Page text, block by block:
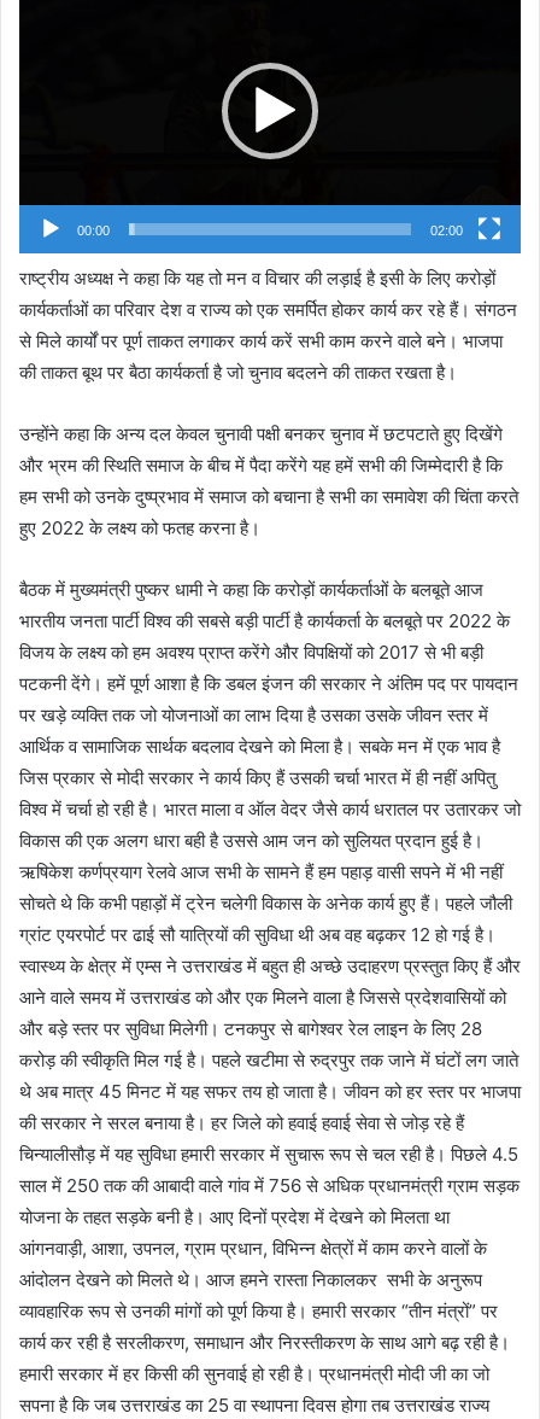
00:00 02:00
राष्ट्रीय अध्यक्ष ने कहा कि यह तो मन व विचार की लड़ाई है इसी के लिए करोड़ों
कार्यकर्ताओं का परिवार देश व राज्य को एक समर्पित होकर कार्य कर रहे हैं। संगठन
से मिले कार्यों पर पूर्ण ताकत लगाकर कार्य करें सभी काम करने वाले बने। भाजपा
की ताकत बूथ पर बैठा कार्यकर्ता है जो चुनाव बदलने की ताकत रखता है।
उन्होंने कहा कि अन्य दल केवल चुनावी पक्षी बनकर चुनाव में छटपटाते हुए दिखेंगे
और भ्रम की स्थिति समाज के बीच में पैदा करेंगे यह हमें सभी की जिम्मेदारी है कि
हम सभी को उनके दुष्प्रभाव में समाज को बचाना है सभी का समावेश की चिंता करते
हुए 2022 के लक्ष्य को फतह करना है।
बैठक में मुख्यमंत्री पुष्कर धामी ने कहा कि करोड़ों कार्यकर्ताओं के बलबूते आज
भारतीय जनता पार्टी विश्व की सबसे बड़ी पार्टी है कार्यकर्ता के बलबूते पर 2022 के
विजय के लक्ष्य को हम अवश्य प्राप्त करेंगे और विपक्षियों को 2017 से भी बड़ी
पटकनी देंगे। हमें पूर्ण आशा है कि डबल इंजन की सरकार ने अंतिम पद पर पायदान
पर खड़े व्यक्ति तक जो योजनाओं का लाभ दिया है उसका उसके जीवन स्तर में
आर्थिक व सामाजिक सार्थक बदलाव देखने को मिला है। सबके मन में एक भाव है
जिस प्रकार से मोदी सरकार ने कार्य किए हैं उसकी चर्चा भारत में ही नहीं अपितु
विश्व में चर्चा हो रही है। भारत माला व ऑल वेदर जैसे कार्य धरातल पर उतारकर जो
विकास की एक अलग धारा बही है उससे आम जन को सुलियत प्रदान हुई है।
ऋषिकेश कर्णप्रयाग रेलवे आज सभी के सामने हैं हम पहाड़ वासी सपने में भी नहीं
सोचते थे कि कभी पहाड़ों में ट्रेन चलेगी विकास के अनेक कार्य हुए हैं। पहले जौली
ग्रांट एयरपोर्ट पर ढाई सौ यात्रियों की सुविधा थी अब वह बढ़कर 12 हो गई है।
स्वास्थ्य के क्षेत्र में एम्स ने उत्तराखंड में बहुत ही अच्छे उदाहरण प्रस्तुत किए हैं और
आने वाले समय में उत्तराखंड को और एक मिलने वाला है जिससे प्रदेशवासियों को
और बड़े स्तर पर सुविधा मिलेगी। टनकपुर से बागेश्वर रेल लाइन के लिए 28
करोड़ की स्वीकृति मिल गई है। पहले खटीमा से रुद्रपुर तक जाने में घंटों लग जाते
थे अब मात्र 45 मिनट में यह सफर तय हो जाता है। जीवन को हर स्तर पर भाजपा
की सरकार ने सरल बनाया है। हर जिले को हवाई हवाई सेवा से जोड़ रहे हैं
चिन्यालीसौड़ में यह सुविधा हमारी सरकार में सुचारू रूप से चल रही है। पिछले 4.5
साल में 250 तक की आबादी वाले गांव में 756 से अधिक प्रधानमंत्री ग्राम सड़क
योजना के तहत सड़के बनी है। आए दिनों प्रदेश में देखने को मिलता था
आंगनवाड़ी, आशा, उपनल, ग्राम प्रधान, विभिन्न क्षेत्रों में काम करने वालों के
आंदोलन देखने को मिलते थे। आज हमने रास्ता निकालकर सभी के अनुरूप
व्यावहारिक रूप से उनकी मांगों को पूर्ण किया है। हमारी सरकार “तीन मंत्रों” पर
कार्य कर रही है सरलीकरण, समाधान और निरस्तीकरण के साथ आगे बढ़ रही है।
हमारी सरकार में हर किसी की सुनवाई हो रही है। प्रधानमंत्री मोदी जी का जो
सपना है कि जब उत्तराखंड का 25 वा स्थापना दिवस होगा तब उत्तराखंड राज्य